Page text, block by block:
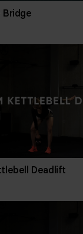
Bridge
Deadlift